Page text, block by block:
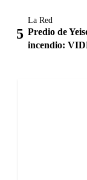
La Red
Predio de
incendio: